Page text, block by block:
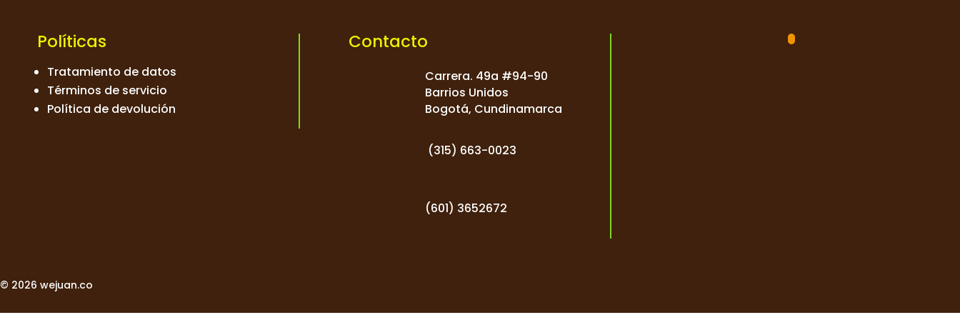
Políticas
Tratamiento de datos
Términos de servicio
Política de devolución
Contacto
Carrera. 49a #94-90
Barrios Unidos
Bogotá, Cundinamarca
(315) 663-0023
(601) 3652672
© 2026 wejuan.co